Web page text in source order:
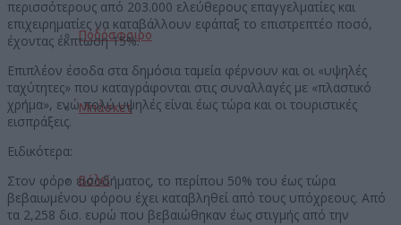
Ποδόσφαιρο
Μπάσκετ
Βόλεϊ
περισσότερους από 203.000 ελεύθερους επαγγελματίες και
επιχειρηματίες να καταβάλλουν εφάπαξ το επιστρεπτέο ποσό,
έχοντας έκπτωση 15%.
Επιπλέον έσοδα στα δημόσια ταμεία φέρνουν και οι «υψηλές
ταχύτητες» που καταγράφονται στις συναλλαγές με «πλαστικό
χρήμα», ενώ πολύ υψηλές είναι έως τώρα και οι τουριστικές
εισπράξεις.
Ειδικότερα:
Στον φόρο εισοδήματος, το περίπου 50% του έως τώρα
βεβαιωμένου φόρου έχει καταβληθεί από τους υπόχρεους. Από
τα 2,258 δισ. ευρώ που βεβαιώθηκαν έως στιγμής από την